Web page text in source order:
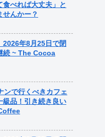
食べれば大丈夫」と
せんかー？
2026年8月25日で閉
続 ~ The Cocoa
ンで行くべきカフェ
級品！引き続き良い